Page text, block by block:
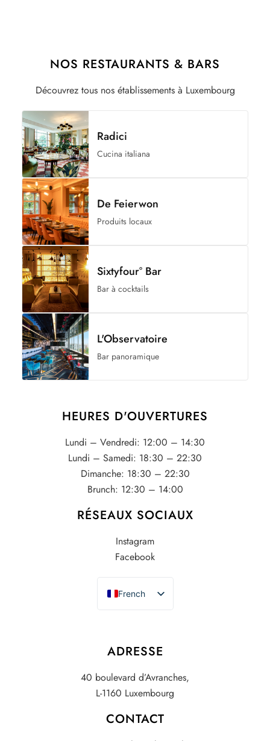
NOS RESTAURANTS & BARS
Découvrez tous nos établissements à Luxembourg
Radici
Cucina italiana
De Feierwon
Produits locaux
Sixtyfour° Bar
Bar à cocktails
L'Observatoire
Bar panoramique
HEURES D'OUVERTURES
Lundi – Vendredi: 12:00 – 14:30
Lundi – Samedi: 18:30 – 22:30
Dimanche: 18:30 – 22:30
Brunch: 12:30 – 14:00
RÉSEAUX SOCIAUX
Instagram
Facebook
French
English
ADRESSE
40 boulevard d’Avranches,
L-1160 Luxembourg
CONTACT